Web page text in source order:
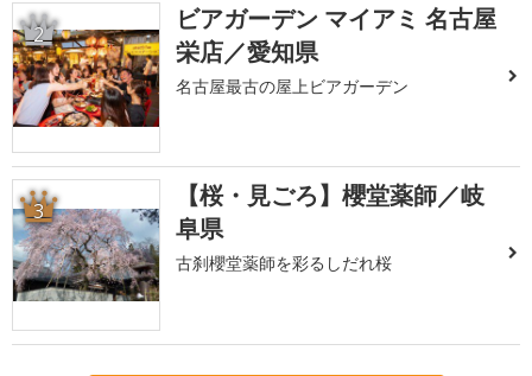
2
ビアガーデン マイアミ 名古屋
栄店／愛知県
名古屋最古の屋上ビアガーデン
3
【桜・見ごろ】櫻堂薬師／岐
阜県
古刹櫻堂薬師を彩るしだれ桜